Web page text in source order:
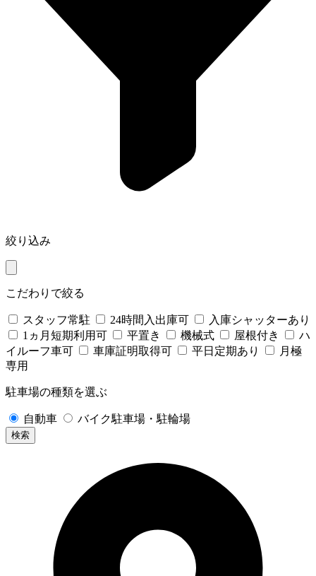
絞り込み
こだわりで絞る
スタッフ常駐 24時間入出庫可
入庫シャッターあり
1ヵ月短期利用可
平置き 機械式 屋根付き
ハ
イルーフ車可
車庫証明取得可 平日定期あり
月極
専用
駐車場の種類を選ぶ
自動車 バイク駐車場・駐輪場
検索